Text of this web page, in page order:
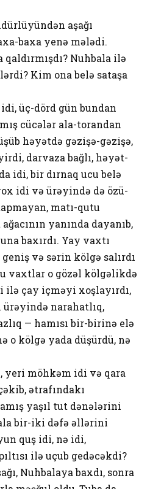
aşağı
baxa yenə mələdi.
Nuhbala ilə
Kim ona belə sataşa
üç-dörd gün bundan
cücələr ala-torandan
həyətdə gəzişə-gəzişə,
darvaza bağlı, həyət-
idi, bir dırnaq ucu belə
idi və ürəyində də özü-
matı-qutu
yanında dayanıb,
baxırdı. Yay vaxtı
və sərin kölgə salırdı
vaxtlar o gözəl kölgəlikdə
ilə çay içməyi xoşlayırdı,
ürəyində narahatlıq,
— hamısı bir-birinə elə
o kölgə yada düşürdü, nə
yeri möhkəm idi və qara
ətrafındakı
yaşıl tut dənələrini
bir-iki dəfə əllərini
quş idi, nə idi,
ilə uçub gedəcəkdi?
Nuhbalaya baxdı, sonra